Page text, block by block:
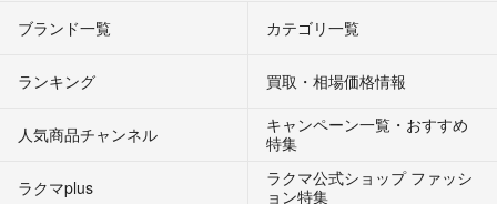
ブランド一覧 カテゴリ一覧
ランキング 買取・相場価格情報
人気商品チャンネル
キャンペーン一覧・おすすめ
特集
ラクマplus
ラクマ公式ショップ ファッシ
ョン特集